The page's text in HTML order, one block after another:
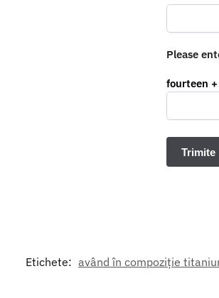
Please
fourteen
Etichete: având în compoziție